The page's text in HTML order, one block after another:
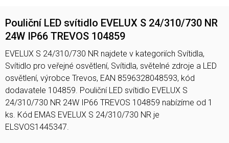
Pouliční LED svítidlo EVELUX S 24/310/730 NR
24W IP66 TREVOS 104859
EVELUX S 24/310/730 NR najdete v kategoriích Svítidla,
Svítidlo pro veřejné osvětlení, Svítidla, světelné zdroje a LED
osvětlení, výrobce Trevos, EAN 8596328048593, kód
dodavatele 104859. Pouliční LED svítidlo EVELUX S
24/310/730 NR 24W IP66 TREVOS 104859 nabízíme od 1
ks. Kód EMAS EVELUX S 24/310/730 NR je
ELSVOS1445347.